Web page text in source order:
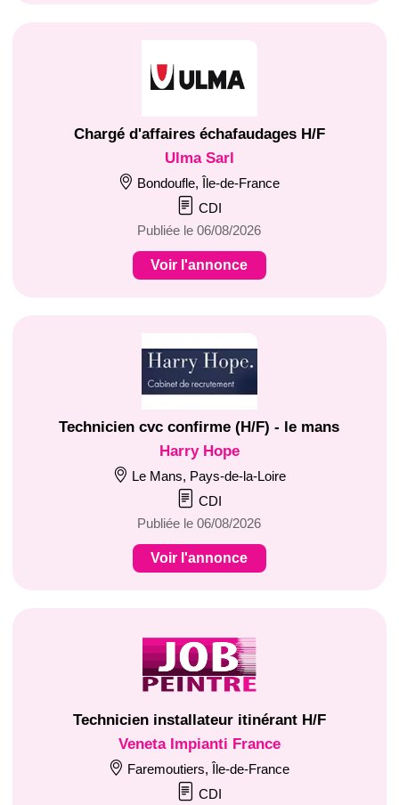
Chargé d'affaires échafaudages H/F
Ulma Sarl
Bondoufle, Île-de-France
CDI
Publiée le 06/08/2026
Voir l'annonce
Technicien cvc confirme (H/F) - le mans
Harry Hope
Le Mans, Pays-de-la-Loire
CDI
Publiée le 06/08/2026
Voir l'annonce
Technicien installateur itinérant H/F
Veneta Impianti France
Faremoutiers, Île-de-France
CDI